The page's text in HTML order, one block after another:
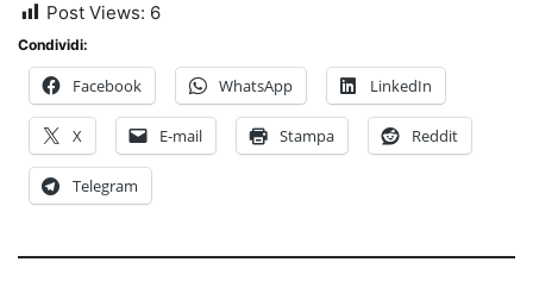
Post Views: 6
Condividi:
Facebook WhatsApp LinkedIn
X E-mail Stampa Reddit
Telegram